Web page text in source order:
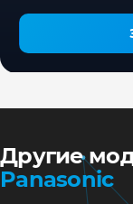
Другие
Panasonic